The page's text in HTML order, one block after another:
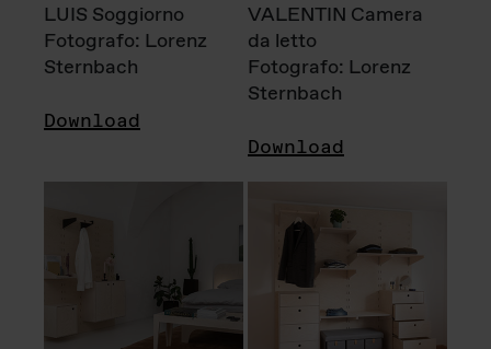
LUIS Soggiorno
Fotografo: Lorenz
Sternbach
Download
VALENTIN Camera
da letto
Fotografo: Lorenz
Sternbach
Download